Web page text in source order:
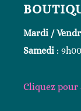
Mardi /
Samedi :
Cliquez pour